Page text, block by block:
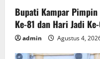
Bupati Kampar Pimpin
Ke-81 dan Hari Jadi
admin Agustus 4,